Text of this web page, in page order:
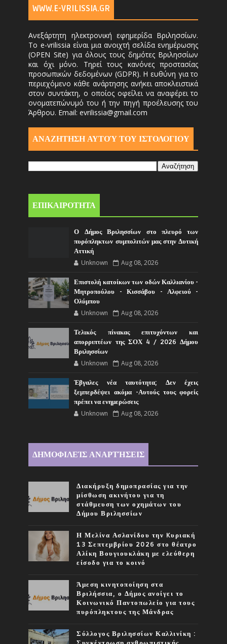
WWW.E-VRILISSIA.GR
Ανεξάρτητη ηλεκτρονική εφημερίδα Βριλησσίων.
Το e-vrilissia είναι μια ανοιχτή σελίδα ενημέρωσης
(OPEN Site) για όλους τους δημότες Βριλησσίων
και όχι μόνο. Τηρεί τους κανόνες προστασίας
προσωπικών δεδομένων (GDPR). Η ευθύνη για το
περιεχόμενο κάθε ανάρτησης ανήκει αποκλειστικά
στον συντάκτη, ο οποίος οφείλει να αναφέρει το
ονοματεπώνυμό του ή την πηγή προέλευσης του
Άρθρου. Email: evrilissia@gmail.com
ΑΝΑΖΗΤΗΣΗ ΑΥΤΟΎ ΤΟΥ ΙΣΤΟΛΟΓΙΟΥ
ΕΠΙΚΑΙΡΟΤΗΤΑ
Ο Δήμος Βριλησσίων στο πλευρό των
πυρόπληκτων συμπολιτών μας στην Δυτική
Αττική
Unknown Aug 08, 2026
Επιστολή κατοίκων των οδών Καλλιανίου -
Μητροπούλου - Κισσάβου - Αλφειού -
Ολύμπου
Unknown Aug 08, 2026
Τελικός πίνακας επιτυχόντων και
απορριπτέων της ΣΟΧ 4 / 2026 Δήμου
Βριλησσίων
Unknown Aug 08, 2026
Έβγαλες νέα ταυτότητα; Δεν έχεις
ξεμπερδέψει ακόμα -Αυτούς τους φορείς
πρέπει να ενημερώσεις
Unknown Aug 08, 2026
ΔΗΜΟΦΙΛΕΊΣ ΑΝΑΡΤΉΣΕΙΣ
Διακήρυξη δημοπρασίας για την
μίσθωση ακινήτου για τη
στάθμευση των οχημάτων του
Δήμου Βριλησσίων
Η Μελίνα Ασλανίδου την Kυριακή
13 Σεπτεμβρίου 2026 στο θέατρο
Αλίκη Βουγιουκλάκη με ελεύθερη
είσοδο για το κοινό
Άμεση κινητοποίηση στα
Βριλήσσια, ο Δήμος ανοίγει το
Κοινωνικό Παντοπωλείο για τους
πυρόπληκτους της Μάνδρας
Σύλλογος Βριλησσίων Καλλινίκη :